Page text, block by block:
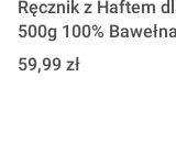
Ręcznik z Haftem
500g 100%
Cena
59,99 zł